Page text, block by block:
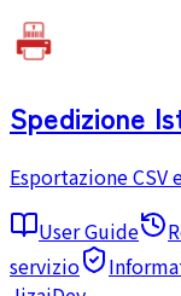
Spedizione
Esportazione
User Guide
servizio